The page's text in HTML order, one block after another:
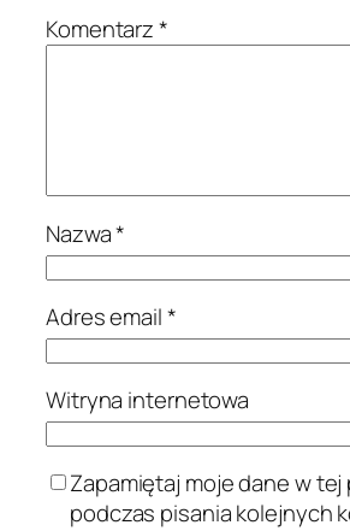
Komentarz*
Nazwa*
Adres email*
Witryna internetowa
Zapamiętaj moje dane w
podczas pisania kolejnych